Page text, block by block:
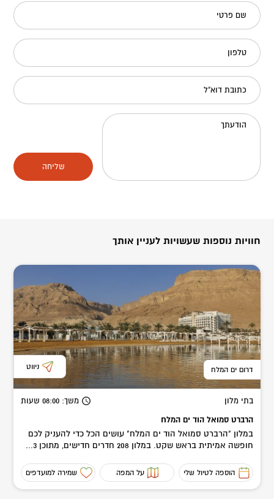
שם פרטי
טלפון
כתובת דוא"ל
הודעתך
שליחה
חוויות נוספות שעשויות לעניין אותך
דרום ים המלח ניווט
בתי מלון משך: 08:00 שעות
הרברט סמואל הוד ים המלח
במלון "הרברט סמואל הוד ים המלח" עושים הכל כדי להעניק לכם
חופשה אמיתית בראש שקט. במלון 208 חדרים חדישים, מתוכן 3...
הוספה לטיול שלי על המפה שמירה למועדפים